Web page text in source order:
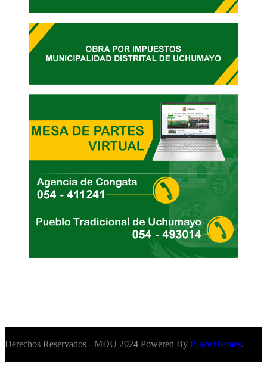
Derechos Reservados - MDU 2024 Powered By BlazeThemes.